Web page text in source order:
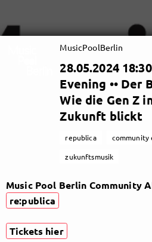
MusicPoolBerlin
28.05.2024
Evening ••
Wie die Gen Z
Zukunft blickt
republica community
zukunftsmusik
Music Pool Berlin Community
re:publica
Tickets hier